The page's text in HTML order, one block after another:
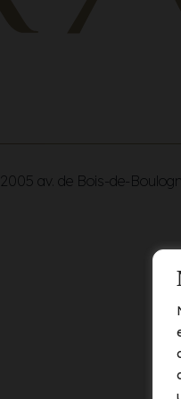
2005 av. de Bois-de-